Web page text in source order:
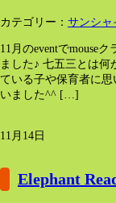
カテゴリー： サンシャ
11月のeventでmouse
ました♪ 七五三とは
ている子や保育者に
いました^^ […]
11月14日
Elephant